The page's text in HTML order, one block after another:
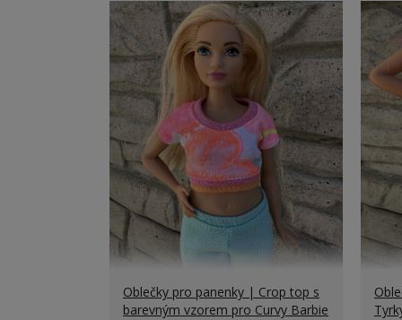
Oblečky pro panenky | Crop top s
barevným vzorem pro Curvy Barbie